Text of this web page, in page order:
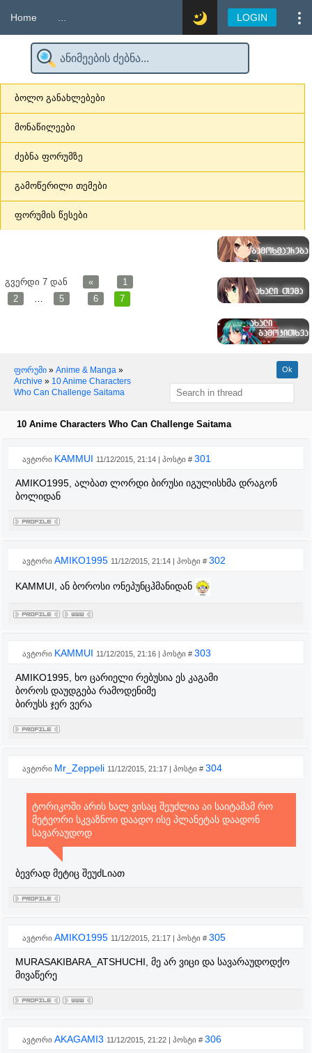
Home LOGIN
ბოლო განახლებები
მონაწილეები
ძებნა ფორუმზე
გამოწერილი თემები
ფორუმის წესები
გვერდი 7 დან «
1
2
… 5 6 7
ფორუმი » Anime & Manga »
Archive » 10 Anime Characters
Who Can Challenge Saitama
10 Anime Characters Who Can Challenge Saitama
ავტორი KAMMUI 11/12/2015, 21:14 | პოსტი # 301
AMIKO1995, ალბათ ლორდი ბირუსი იგულისხმა დრაგონ
ბოლიდან
ავტორი AMIKO1995 11/12/2015, 21:14 | პოსტი # 302
KAMMUI, ან ბოროსი ონეპუნცჰმანიდან
ავტორი KAMMUI 11/12/2015, 21:16 | პოსტი # 303
AMIKO1995, ხო ცარიელი რებუსია ეს კაგამი
ბოროს დაუდგება რამოდენიმე
ბირუსს ჯერ ვერა
ავტორი Mr_Zeppeli 11/12/2015, 21:17 | პოსტი # 304
ტორიკოში არის ხალ ვისაც შეუძლია აი საიტამამ რო
მეტეორი სკვაზნოი დაადო ისე პლანეტას დაადონ
სავარაუდოდ
ბევრად მეტიც შეუძLიათ
ავტორი AMIKO1995 11/12/2015, 21:17 | პოსტი # 305
MURASAKIBARA_ATSHUCHI, მე არ ვიცი და სავარაუდოდქო
მივაწერე
ავტორი AKAGAMI3 11/12/2015, 21:22 | პოსტი # 306